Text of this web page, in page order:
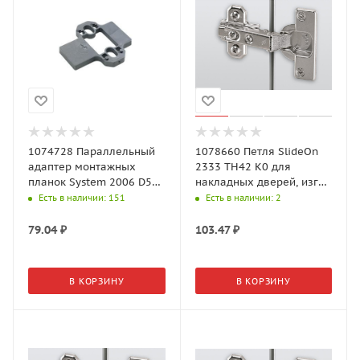
1074728 Параллельный
адаптер монтажных
планок System 2006 D5
пластик, серый
Есть в наличии: 151
79.04₽
В КОРЗИНУ
1078660 Петля SlideOn
2333 ТН42 К0 для
накладных дверей, изгиб
0 открывание 95°
Есть в наличии: 2
103.47₽
В КОРЗИНУ